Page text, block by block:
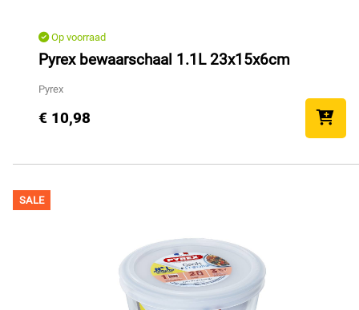
Op voorraad
Pyrex bewaarschaal 1.1L 23x15x6cm
Pyrex
€ 10,98
SALE